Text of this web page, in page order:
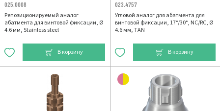
025.0008
Репозиционируемый аналог
абатмента для винтовой фиксации, Ø
4.6 мм, Stainless steel
В корзину
023.4757
Угловой аналог для абатмента для
винтовой фиксации, 17°/30°, NC/RC, Ø
4.6 мм, TAN
В корзину